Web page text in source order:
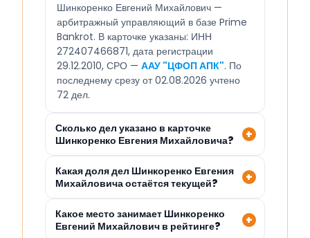
Шинкоренко Евгений Михайлович —
арбитражный управляющий в базе Prime
Bankrot. В карточке указаны: ИНН
272407466871, дата регистрации
29.12.2010, СРО — ААУ "ЦФОП АПК". По
последнему срезу от 02.08.2026 учтено
72 дел.
Сколько дел указано в карточке
Шинкоренко Евгения Михайловича?
Какая доля дел Шинкоренко Евгения
Михайловича остаётся текущей?
Какое место занимает Шинкоренко
Евгений Михайлович в рейтинге?